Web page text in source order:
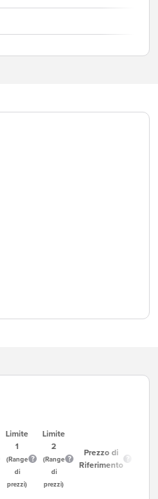
Limite
1
(Range
di
prezzi)
Limite
2
(Range
di
prezzi)
Prezzo di
Riferimento